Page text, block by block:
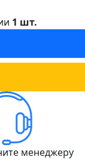
1 шт.
менеджеру